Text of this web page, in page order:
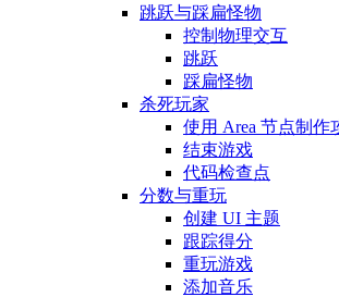
跳跃与踩扁怪物
控制物理交互
跳跃
踩扁怪物
杀死玩家
使用 Area 节点制作
结束游戏
代码检查点
分数与重玩
创建 UI 主题
跟踪得分
重玩游戏
添加音乐